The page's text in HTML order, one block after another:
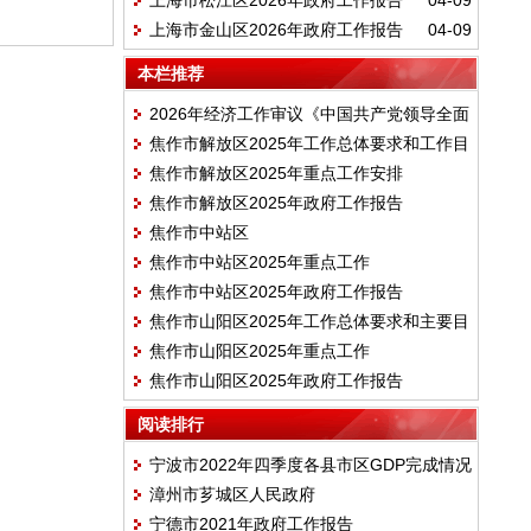
04-09
上海市金山区2026年政府工作报告
本栏推荐
2026年经济工作审议《中国共产党领导全面
依法治国工作条例》
焦作市解放区2025年工作总体要求和工作目
标
焦作市解放区2025年重点工作安排
焦作市解放区2025年政府工作报告
焦作市中站区
焦作市中站区2025年重点工作
焦作市中站区2025年政府工作报告
焦作市山阳区2025年工作总体要求和主要目
标
焦作市山阳区2025年重点工作
焦作市山阳区2025年政府工作报告
阅读排行
宁波市2022年四季度各县市区GDP完成情况
漳州市芗城区人民政府
宁德市2021年政府工作报告